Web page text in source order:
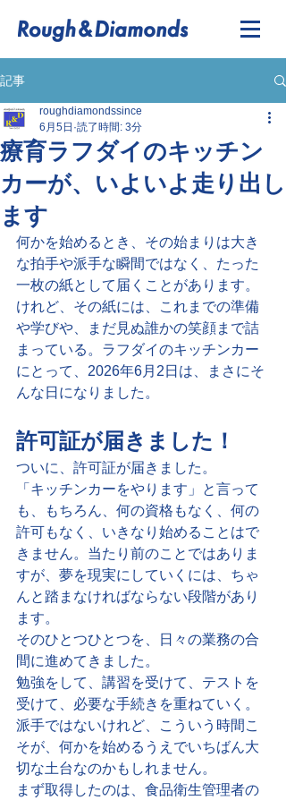
記事
療育ラフダイのキッチン
カーが、いよいよ走り出し
ます
roughdiamondssince
6月5日 読了時間: 3分
何かを始めるとき、その始まりは大き
な拍手や派手な瞬間ではなく、たった
一枚の紙として届くことがあります。
けれど、その紙には、これまでの準備
や学びや、まだ見ぬ誰かの笑顔まで詰
まっている。ラフダイのキッチンカー
にとって、2026年6月2日は、まさにそ
んな日になりました。
許可証が届きました！
ついに、許可証が届きました。
「キッチンカーをやります」と言って
も、もちろん、何の資格もなく、何の
許可もなく、いきなり始めることはで
きません。当たり前のことではありま
すが、夢を現実にしていくには、ちゃ
んと踏まなければならない段階があり
ます。
そのひとつひとつを、日々の業務の合
間に進めてきました。
勉強をして、講習を受けて、テストを
受けて、必要な手続きを重ねていく。
派手ではないけれど、こういう時間こ
そが、何かを始めるうえでいちばん大
切な土台なのかもしれません。
まず取得したのは、食品衛生管理者の